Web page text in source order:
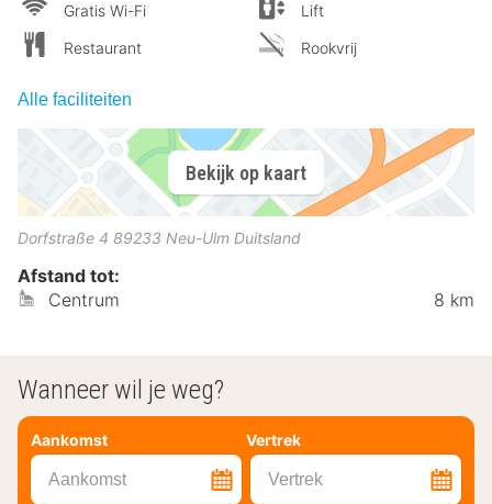
Gratis Wi-Fi
Restaurant
Lift
Rookvrij
Alle faciliteiten
Bekijk op kaart
Dorfstraße 4 89233 Neu-Ulm Duitsland
Afstand tot:
Centrum
8 km
Wanneer wil je weg?
Aankomst Vertrek
Aankomst Vertrek